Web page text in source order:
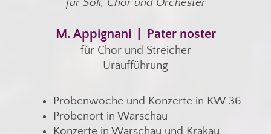
M. Appignani | Pater noster
für Chor und Streicher
Uraufführung
Probenwoche und Konzerte in KW 36
Probenort in Warschau
Konzerte in Warschau und Krakau